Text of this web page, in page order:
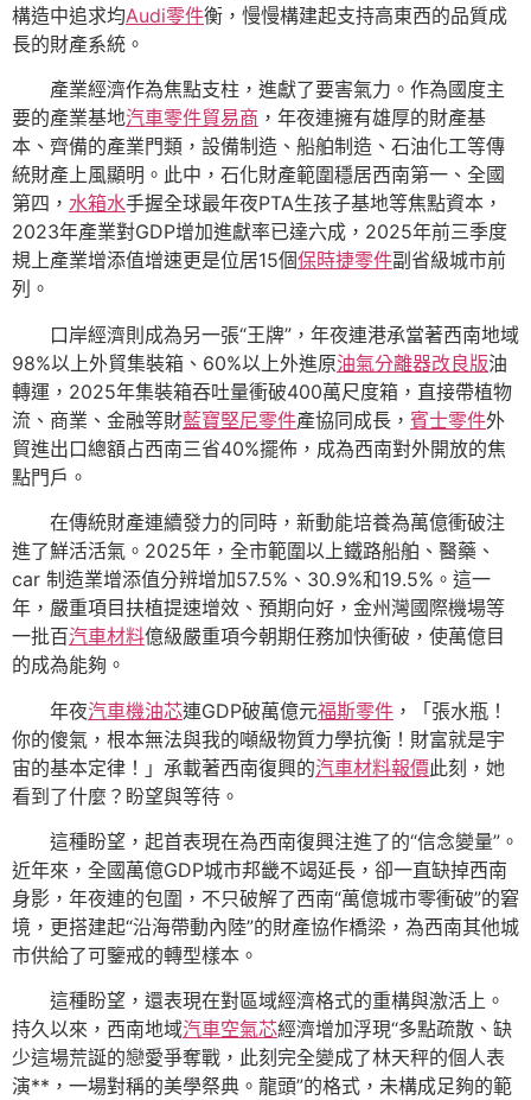
構造中追求均Audi零件衡，慢慢構建起支持高東西的品質成
長的財產系統。
產業經濟作為焦點支柱，進獻了要害氣力。作為國度主
要的產業基地汽車零件貿易商 ，年夜連擁有雄厚的財產基
本、齊備的產業門類，設備制造、船舶制造、石油化工等傳
統財產上風顯明。此中，石化財產範圍穩居西南第一、全國
第四， 水箱水手握全球最年夜PTA生孩子基地等焦點資本，
2023年產業對GDP增加進獻率已達六成，2025年前三季度
規上產業增添值增速更是位居15個保時捷零件副省級城市前
列。
口岸經濟則成為另一張“王牌”，年夜連港承當著西南地域
98%以上外貿集裝箱、60%以上外進原油氣分離器改良版油
轉運，2025年集裝箱吞吐量衝破400萬尺度箱，直接帶植物
流、商業、金融等財藍寶堅尼零件產協同成長， 賓士零件外
貿進出口總額占西南三省40%擺佈，成為西南對外開放的焦
點門戶。
在傳統財產連續發力的同時，新動能培養為萬億衝破注
進了鮮活活氣。2025年，全市範圍以上鐵路船舶、醫藥、
car 制造業增添值分辨增加57.5%、30.9%和19.5%。這一
年，嚴重項目扶植提速增效、預期向好，金州灣國際機場等
一批百汽車材料億級嚴重項今朝期任務加快衝破，使萬億目
的成為能夠。
年夜汽車機油芯連GDP破萬億元福斯零件 ，「張水瓶！
你的傻氣，根本無法與我的噸級物質力學抗衡！財富就是宇
宙的基本定律！」承載著西南復興的汽車材料報價此刻，她
看到了什麼？盼望與等待。
這種盼望，起首表現在為西南復興注進了的“信念變量”。
近年來，全國萬億GDP城市邦畿不竭延長，卻一直缺掉西南
身影，年夜連的包圍，不只破解了西南“萬億城市零衝破”的窘
境，更搭建起“沿海帶動內陸”的財產協作橋梁，為西南其他城
市供給了可鑒戒的轉型樣本。
這種盼望，還表現在對區域經濟格式的重構與激活上。
持久以來，西南地域汽車空氣芯經濟增加浮現“多點疏散、缺
少這場荒誕的戀愛爭奪戰，此刻完全變成了林天秤的個人表
演**，一場對稱的美學祭典。龍頭”的格式，未構成足夠的範